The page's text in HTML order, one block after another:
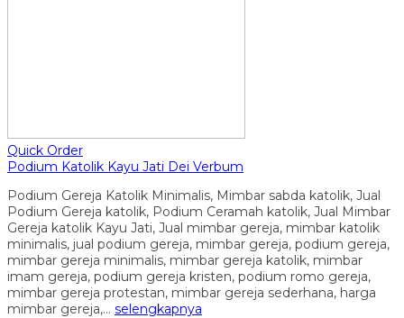
Quick Order
Podium Katolik Kayu Jati Dei Verbum
Podium Gereja Katolik Minimalis, Mimbar sabda katolik, Jual
Podium Gereja katolik, Podium Ceramah katolik, Jual Mimbar
Gereja katolik Kayu Jati, Jual mimbar gereja, mimbar katolik
minimalis, jual podium gereja, mimbar gereja, podium gereja,
mimbar gereja minimalis, mimbar gereja katolik, mimbar
imam gereja, podium gereja kristen, podium romo gereja,
mimbar gereja protestan, mimbar gereja sederhana, harga
mimbar gereja,… selengkapnya